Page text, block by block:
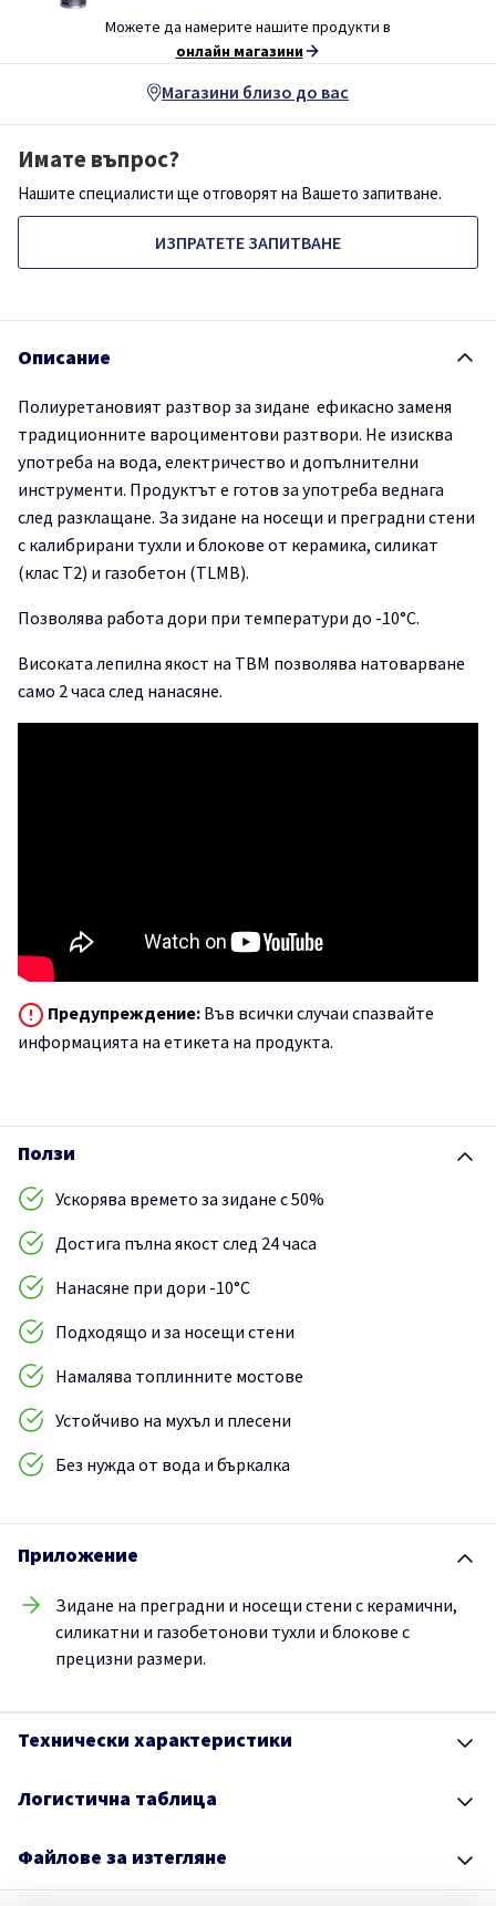
Можете да намерите нашите продукти в
онлайн магазини
Магазини близо до вас
Имате въпрос?
Нашите специалисти ще отговорят на Вашето запитване.
ИЗПРАТЕТЕ ЗАПИТВАНЕ
Описание
Полиуретановият разтвор за зидане ефикасно заменя
традиционните вароциментови разтвори. Не изисква
употреба на вода, електричество и допълнителни
инструменти. Продуктът е готов за употреба веднага
след разклащане. За зидане на носещи и преградни стени
с калибрирани тухли и блокове от керамика, силикат
(клас T2) и газобетон (TLMB).
Позволява работа дори при температури до -10°C.
Високата лепилна якост на TBM позволява натоварване
само 2 часа след нанасяне.
Предупреждение: Във всички случаи спазвайте
информацията на етикета на продукта.
Ползи
Ускорява времето за зидане с 50%
Достига пълна якост след 24 часа
Нанасяне при дори -10°C
Подходящо и за носещи стени
Намалява топлинните мостове
Устойчиво на мухъл и плесени
Без нужда от вода и бъркалка
Приложение
Зидане на преградни и носещи стени с керамични,
силикатни и газобетонови тухли и блокове с
прецизни размери.
Технически характеристики
Логистична таблица
Файлове за изтегляне